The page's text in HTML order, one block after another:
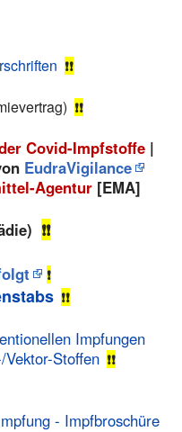
❗❗
❗❗
Covid-Impfstoffe |
EudraVigilance
Agentur [EMA]
) ❗❗
❗
❗❗
Impfungen
Stoffen ❗❗
- Impfbroschüre